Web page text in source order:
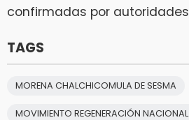
confirmadas por
TAGS
MORENA CHALCHICOMULA DE SESMA
MOVIMIENTO REGENERACIÓN